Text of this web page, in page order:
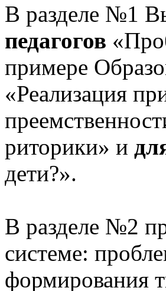
В разделе №1
педагогов
примере
«Реализация
риторики» и
дети?».
В разделе №2
системе:
формирования